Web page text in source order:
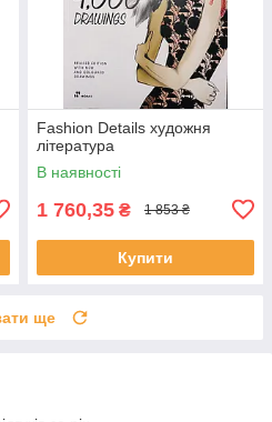
Fashion Details художня
література
В наявності
1 760,35 ₴ 1 853 ₴
Купити
ще